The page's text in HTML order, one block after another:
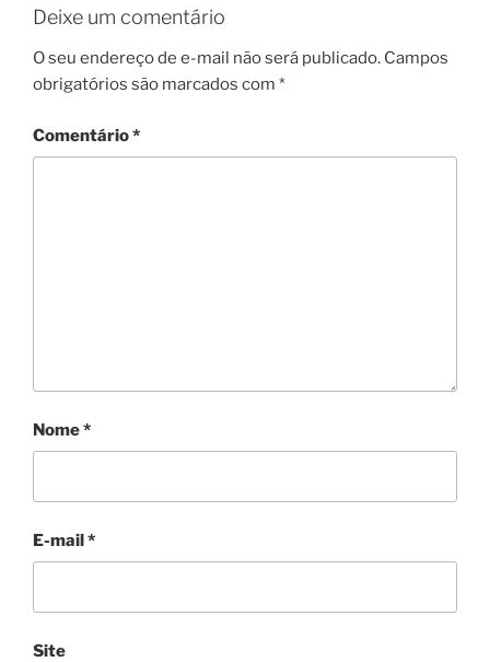
Deixe um comentário
O seu endereço de e-mail não será publicado. Campos
obrigatórios são marcados com *
Comentário*
Nome*
E-mail*
Site